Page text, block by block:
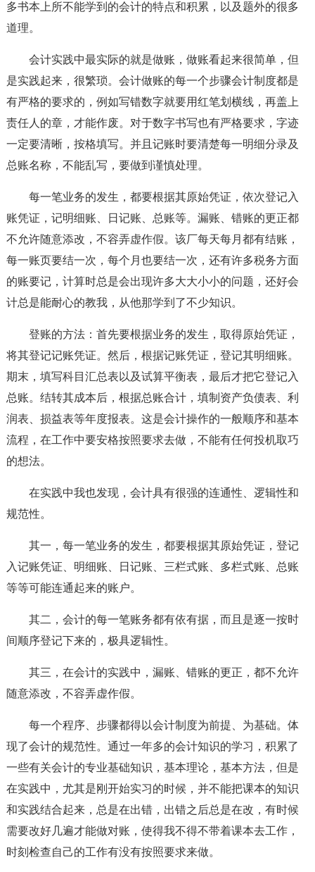
多书本上所不能学到的会计的特点和积累，以及题外的很多
道理。
会计实践中最实际的就是做账，做账看起来很简单，但
是实践起来，很繁琐。会计做账的每一个步骤会计制度都是
有严格的要求的，例如写错数字就要用红笔划横线，再盖上
责任人的章，才能作废。对于数字书写也有严格要求，字迹
一定要清晰，按格填写。并且记账时要清楚每一明细分录及
总账名称，不能乱写，要做到谨慎处理。
每一笔业务的发生，都要根据其原始凭证，依次登记入
账凭证，记明细账、日记账、总账等。漏账、错账的更正都
不允许随意添改，不容弄虚作假。该厂每天每月都有结账，
每一账页要结一次，每个月也要结一次，还有许多税务方面
的账要记，计算时总是会出现许多大大小小的问题，还好会
计总是能耐心的教我，从他那学到了不少知识。
登账的方法：首先要根据业务的发生，取得原始凭证，
将其登记记账凭证。然后，根据记账凭证，登记其明细账。
期末，填写科目汇总表以及试算平衡表，最后才把它登记入
总账。结转其成本后，根据总账合计，填制资产负债表、利
润表、损益表等年度报表。这是会计操作的一般顺序和基本
流程，在工作中要安格按照要求去做，不能有任何投机取巧
的想法。
在实践中我也发现，会计具有很强的连通性、逻辑性和
规范性。
其一，每一笔业务的发生，都要根据其原始凭证，登记
入记账凭证、明细账、日记账、三栏式账、多栏式账、总账
等等可能连通起来的账户。
其二，会计的每一笔账务都有依有据，而且是逐一按时
间顺序登记下来的，极具逻辑性。
其三，在会计的实践中，漏账、错账的更正，都不允许
随意添改，不容弄虚作假。
每一个程序、步骤都得以会计制度为前提、为基础。体
现了会计的规范性。通过一年多的会计知识的学习，积累了
一些有关会计的专业基础知识，基本理论，基本方法，但是
在实践中，尤其是刚开始实习的时候，并不能把课本的知识
和实践结合起来，总是在出错，出错之后总是在改，有时候
需要改好几遍才能做对账，使得我不得不带着课本去工作，
时刻检查自己的工作有没有按照要求来做。